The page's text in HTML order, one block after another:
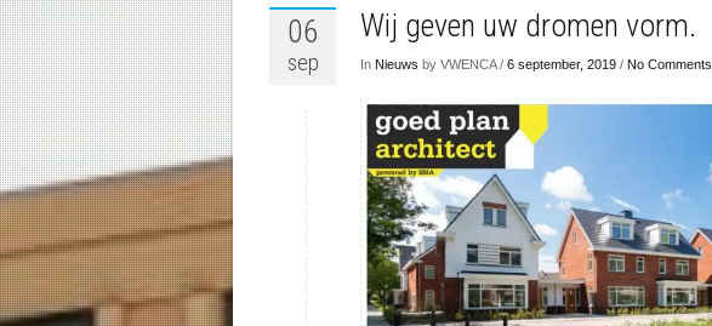
06
sep
Wij geven uw dromen vorm.
In Nieuws by VWENCA / 6 september, 2019 / No Comments